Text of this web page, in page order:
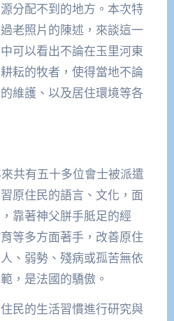
分配不到的地方。本次特
老照片的陳述，來談這一
可以看出不論在玉里河東
耘的牧者，使得當地不論
維護、以及居住環境等各
共有五十多位會士被派遣
原住民的語言、文化，面
靠著神父胼手胝足的經
等多方面著手，改善原住
、弱勢、殘病或孤苦無依
，是法國的驕傲。
民的生活習慣進行研究與